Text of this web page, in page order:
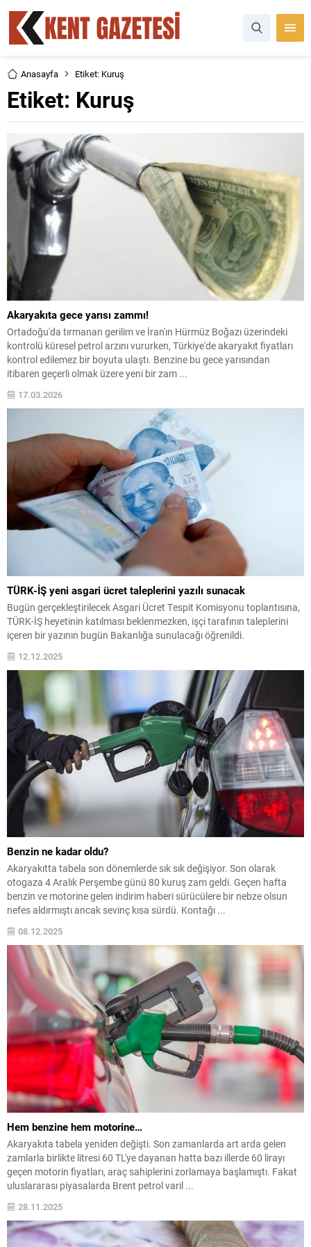
Anasayfa Etiket: Kuruş
Etiket: Kuruş
Akaryakıta gece yarısı zammı!
Ortadoğu'da tırmanan gerilim ve İran'ın Hürmüz Boğazı üzerindeki
kontrolü küresel petrol arzını vururken, Türkiye'de akaryakıt fiyatları
kontrol edilemez bir boyuta ulaştı. Benzine bu gece yarısından
itibaren geçerli olmak üzere yeni bir zam ...
17.03.2026
TÜRK-İŞ yeni asgari ücret taleplerini yazılı sunacak
Bugün gerçekleştirilecek Asgari Ücret Tespit Komisyonu toplantısına,
TÜRK-İŞ heyetinin katılması beklenmezken, işçi tarafının taleplerini
içeren bir yazının bugün Bakanlığa sunulacağı öğrenildi.
12.12.2025
Benzin ne kadar oldu?
Akaryakıtta tabela son dönemlerde sık sık değişiyor. Son olarak
otogaza 4 Aralık Perşembe günü 80 kuruş zam geldi. Geçen hafta
benzin ve motorine gelen indirim haberi sürücülere bir nebze olsun
nefes aldırmıştı ancak sevinç kısa sürdü. Kontağı ...
08.12.2025
Hem benzine hem motorine…
Akaryakıta tabela yeniden değişti. Son zamanlarda art arda gelen
zamlarla birlikte litresi 60 TL'ye dayanan hatta bazı illerde 60 lirayı
geçen motorin fiyatları, araç sahiplerini zorlamaya başlamıştı. Fakat
uluslararası piyasalarda Brent petrol varil ...
28.11.2025